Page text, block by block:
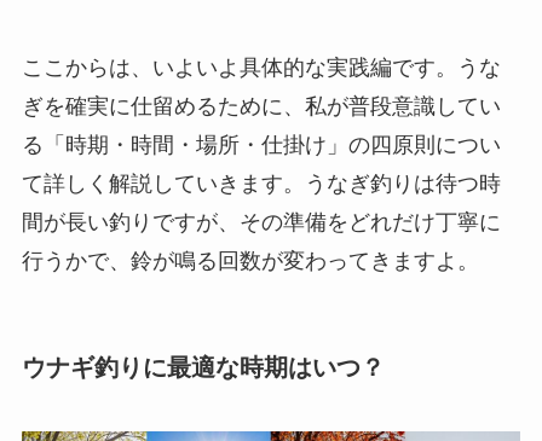
ここからは、いよいよ具体的な実践編です。うな
ぎを確実に仕留めるために、私が普段意識してい
る「時期・時間・場所・仕掛け」の四原則につい
て詳しく解説していきます。うなぎ釣りは待つ時
間が長い釣りですが、その準備をどれだけ丁寧に
行うかで、鈴が鳴る回数が変わってきますよ。
ウナギ釣りに最適な時期はいつ？